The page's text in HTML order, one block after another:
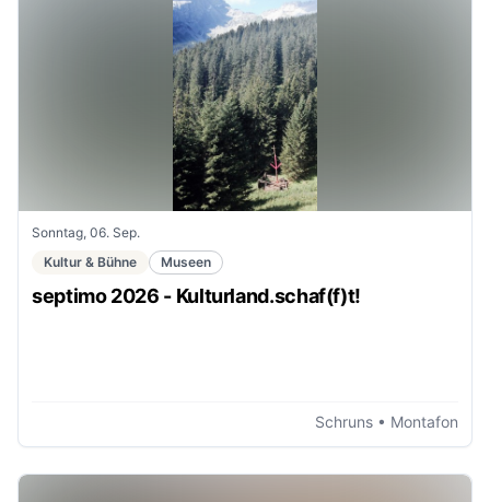
Sonntag, 06. Sep.
Kultur & Bühne
Museen
septimo 2026 - Kulturland.schaf(f)t!
Schruns • Montafon